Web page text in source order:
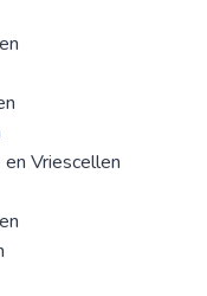
Vriescellen